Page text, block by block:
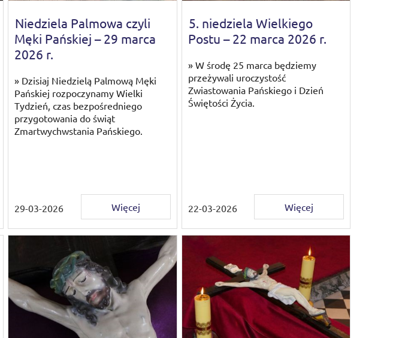
Niedziela Palmowa czyli
Męki Pańskiej – 29 marca
2026 r.
» Dzisiaj Niedzielą Palmową Męki
Pańskiej rozpoczynamy Wielki
Tydzień, czas bezpośredniego
przygotowania do świąt
Zmartwychwstania Pańskiego.
29-03-2026 Więcej
5. niedziela Wielkiego
Postu – 22 marca 2026 r.
» W środę 25 marca będziemy
przeżywali uroczystość
Zwiastowania Pańskiego i Dzień
Świętości Życia.
22-03-2026 Więcej